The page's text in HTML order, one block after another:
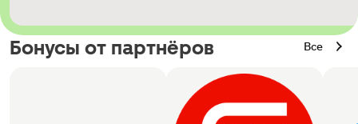
Бонусы от партнёров Все